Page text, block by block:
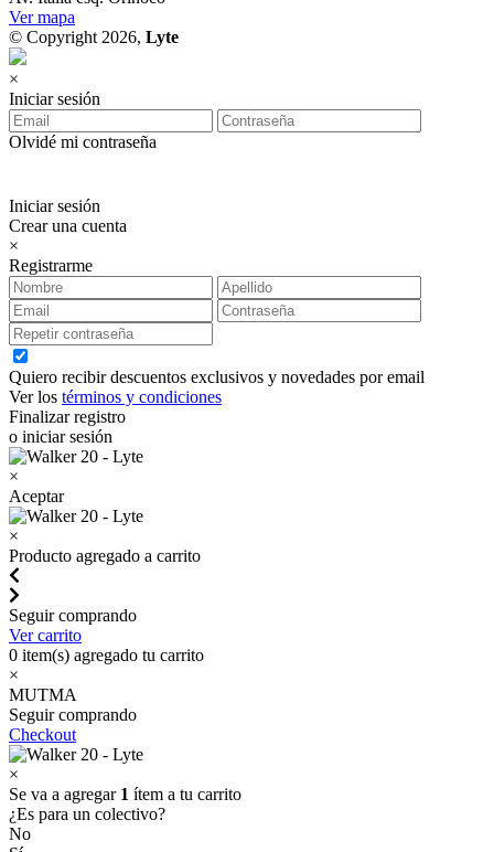
Ver mapa
© Copyright 2026, Lyte
×
Iniciar sesión
Olvidé mi contraseña
Iniciar sesión
Crear una cuenta
×
Registrarme
Quiero recibir descuentos exclusivos y novedades por email
Ver los términos y condiciones
Finalizar registro
o iniciar sesión
×
Aceptar
×
Producto agregado a carrito
Seguir comprando
Ver carrito
0 item(s) agregado tu carrito
×
MUTMA
Seguir comprando
Checkout
×
Se va a agregar 1 ítem a tu carrito
¿Es para un colectivo?
No